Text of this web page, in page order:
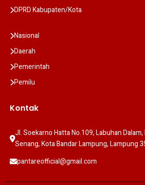
DPRD Kabupaten/Kota
Nasional
Daerah
Pemerintah
Pemilu
Kontak
Jl. Soekarno Hatta No.109, Labuhan Dalam,
Senang, Kota Bandar Lampung, Lampung
pantareofficial@gmail.com